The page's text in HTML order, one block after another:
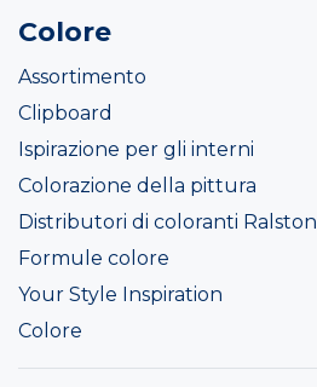
Colore
Assortimento
Clipboard
Ispirazione per gli interni
Colorazione della pittura
Distributori di coloranti Ralston
Formule colore
Your Style Inspiration
Colore